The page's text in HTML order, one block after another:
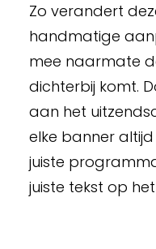
Zo verandert
handmatige
mee naarmate
dichterbij komt.
aan het
elke banner
juiste
juiste tekst op